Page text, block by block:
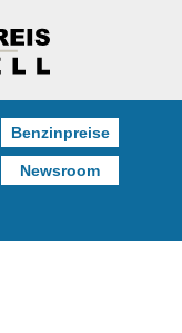
Benzinpreise
Newsroom